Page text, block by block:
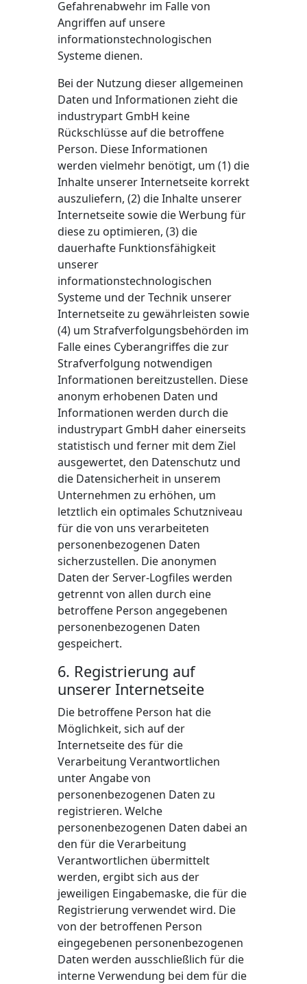
Gefahrenabwehr im Falle von
Angriffen auf unsere
informationstechnologischen
Systeme dienen.
Bei der Nutzung dieser allgemeinen
Daten und Informationen zieht die
industrypart GmbH keine
Rückschlüsse auf die betroffene
Person. Diese Informationen
werden vielmehr benötigt, um (1) die
Inhalte unserer Internetseite korrekt
auszuliefern, (2) die Inhalte unserer
Internetseite sowie die Werbung für
diese zu optimieren, (3) die
dauerhafte Funktionsfähigkeit
unserer
informationstechnologischen
Systeme und der Technik unserer
Internetseite zu gewährleisten sowie
(4) um Strafverfolgungsbehörden im
Falle eines Cyberangriffes die zur
Strafverfolgung notwendigen
Informationen bereitzustellen. Diese
anonym erhobenen Daten und
Informationen werden durch die
industrypart GmbH daher einerseits
statistisch und ferner mit dem Ziel
ausgewertet, den Datenschutz und
die Datensicherheit in unserem
Unternehmen zu erhöhen, um
letztlich ein optimales Schutzniveau
für die von uns verarbeiteten
personenbezogenen Daten
sicherzustellen. Die anonymen
Daten der Server-Logfiles werden
getrennt von allen durch eine
betroffene Person angegebenen
personenbezogenen Daten
gespeichert.
6. Registrierung auf
unserer Internetseite
Die betroffene Person hat die
Möglichkeit, sich auf der
Internetseite des für die
Verarbeitung Verantwortlichen
unter Angabe von
personenbezogenen Daten zu
registrieren. Welche
personenbezogenen Daten dabei an
den für die Verarbeitung
Verantwortlichen übermittelt
werden, ergibt sich aus der
jeweiligen Eingabemaske, die für die
Registrierung verwendet wird. Die
von der betroffenen Person
eingegebenen personenbezogenen
Daten werden ausschließlich für die
interne Verwendung bei dem für die